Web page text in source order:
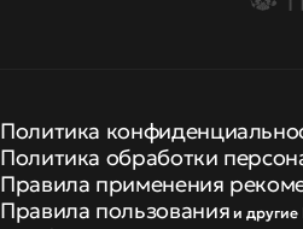
Политика
Политика обработки
Правила применения
Правила пользования и другие